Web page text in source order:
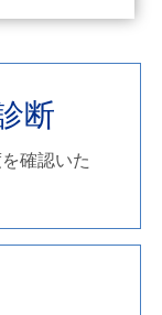
断
確認いた